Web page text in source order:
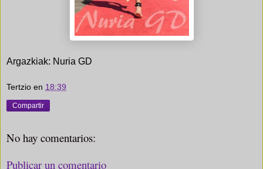
Argazkiak: Nuria GD
Tertzio en 18:39
Compartir
No hay comentarios:
Publicar un comentario